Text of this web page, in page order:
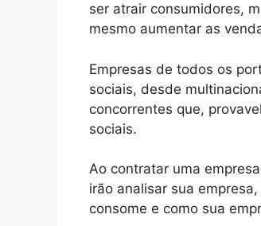
ser atrair consumidores,
mesmo aumentar as
Empresas de todos os
sociais, desde
concorrentes que,
sociais.
Ao contratar uma
irão analisar sua
consome e como sua